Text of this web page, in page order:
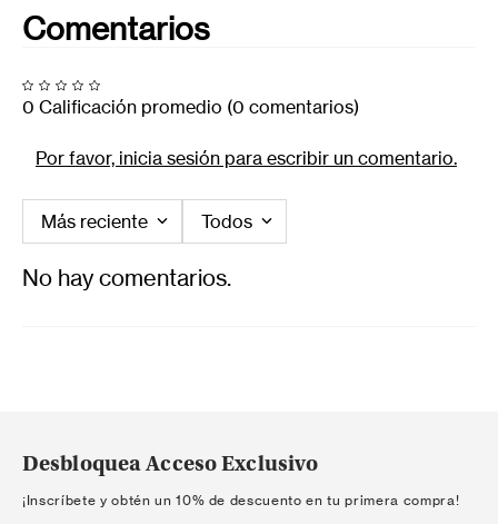
Comentarios
0 Calificación promedio (0 comentarios)
Por favor, inicia sesión para escribir un comentario.
Más reciente Todos
No hay comentarios.
Desbloquea Acceso Exclusivo
¡Inscríbete y obtén un 10% de descuento en tu primera compra!